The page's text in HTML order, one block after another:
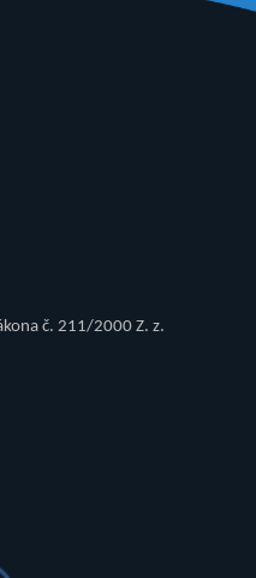
č. 211/2000 Z. z.